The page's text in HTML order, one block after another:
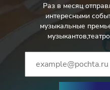
Раз в месяц
интересными
музыкальные